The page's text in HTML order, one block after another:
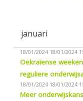
januari
18/01/2024 18/01/2024
Oekraïense
reguliere
18/01/2024 18/01/2024
Meer